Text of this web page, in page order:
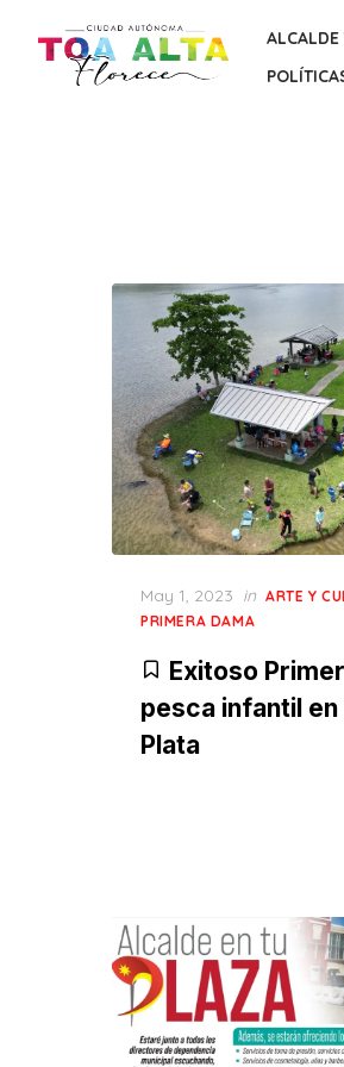
ALCALDE
Posted
on
May 1, 2023 in ARTE Y
PRIMERA DAMA
Exitoso
pesca infantil en
Plata